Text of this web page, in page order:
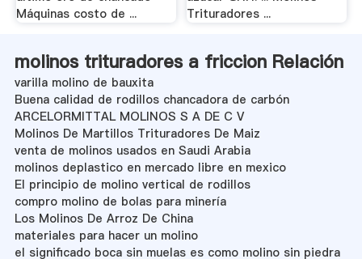
Máquinas costo de ...
Trituradores ...
molinos trituradores a friccion Relación
varilla molino de bauxita
Buena calidad de rodillos chancadora de carbón
ARCELORMITTAL MOLINOS S A DE C V
Molinos De Martillos Trituradores De Maiz
venta de molinos usados en Saudi Arabia
molinos deplastico en mercado libre en mexico
El principio de molino vertical de rodillos
compro molino de bolas para minería
Los Molinos De Arroz De China
materiales para hacer un molino
el significado boca sin muelas es como molino sin piedra